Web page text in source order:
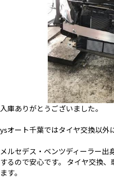
入庫ありがとうございました。
ysオート千葉ではタイヤ交換以外
メルセデス・ベンツディーラー出
するので安心です。 タイヤ交換
ます。